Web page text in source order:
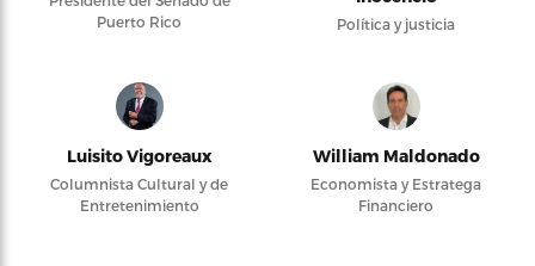
Puerto Rico
Política y justicia
Luisito Vigoreaux
Columnista Cultural y de
Entretenimiento
William Maldonado
Economista y Estratega
Financiero